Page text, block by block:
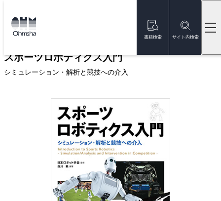
書籍検索 サイト内検索
トップ
スポーツロボティクス入門
シミュレーション・解析と競技への介入